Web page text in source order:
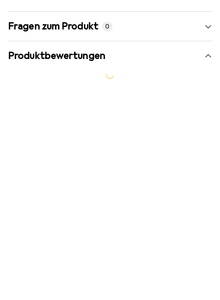
Fragen zum Produkt 0
Produktbewertungen